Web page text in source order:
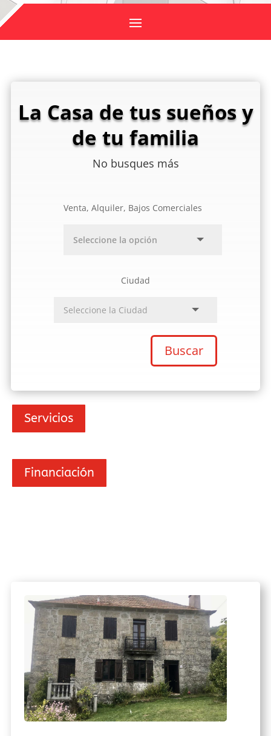
La Casa de tus sueños y
de tu familia
No busques más
Venta, Alquiler, Bajos Comerciales
Ciudad
Buscar
Servicios
Financiación